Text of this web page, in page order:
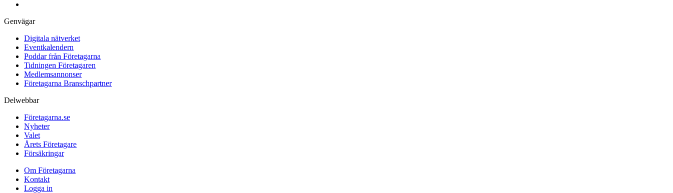
Genvägar
Digitala nätverket
Eventkalendern
Poddar från Företagarna
Tidningen Företagaren
Medlemsannonser
Företagarna Branschpartner
Delwebbar
Företagarna.se
Nyheter
Valet
Årets Företagare
Försäkringar
Om Företagarna
Kontakt
Logga in